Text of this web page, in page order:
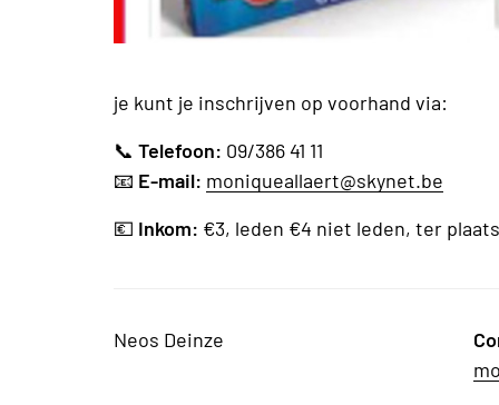
je kunt je inschrijven op voorhand via:
📞 Telefoon: 09/386 41 11
📧 E-mail: moniqueallaert@skynet.be
💶 Inkom: €3, leden €4 niet leden, ter
Neos Deinze